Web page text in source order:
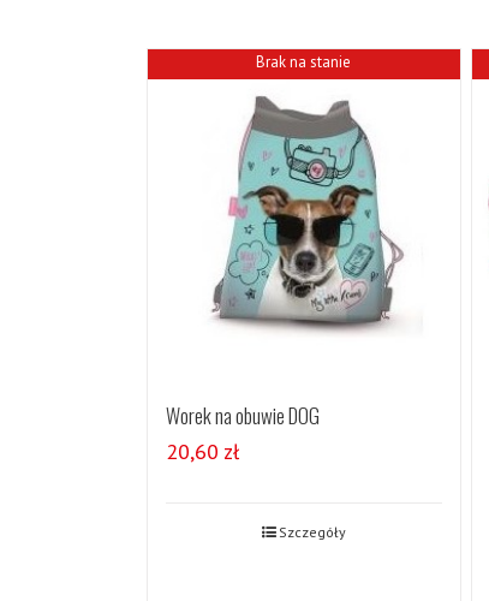
Brak na stanie
Worek na obuwie DOG
20,60 zł
Szczegóły